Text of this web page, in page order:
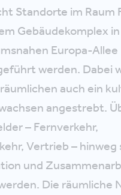
Standorte im Raum
Gebäudekomplex
Europa-Allee
werden. Dabei
auch ein
angestrebt.
– Fernverkehr,
Vertrieb – hinweg
und
Die räumliche